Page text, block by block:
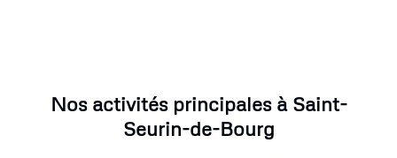
Nos activités principales à Saint-
Seurin-de-Bourg